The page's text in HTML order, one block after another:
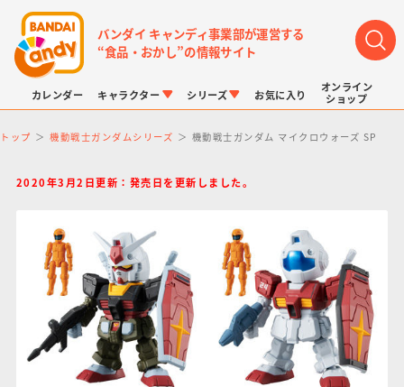
バンダイ キャンディ事業部が運営する
“食品・おかし”の情報サイト
カレンダー キャラクター
LINK TRAVELERS プリキュアシリーズ ドラゴンボール
シリーズ
チョコボックス チョコサプ ポケモンキッズ
お気に入り
オンライン
ショップ
トップ 機動戦士ガンダムシリーズ 機動戦士ガンダム マイクロウォーズ SP
2020年3月2日更新：発売日を更新しました。